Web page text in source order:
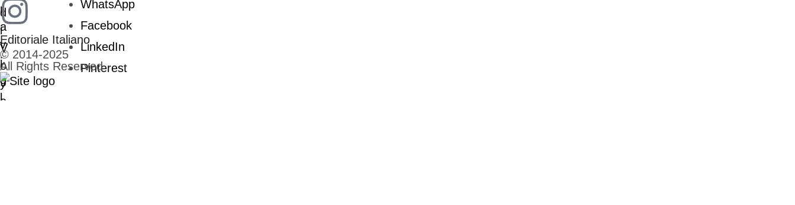
Editoriale Italiano
© 2014-2025
All Rights Reserved
WhatsApp
Facebook
LinkedIn
Pinterest